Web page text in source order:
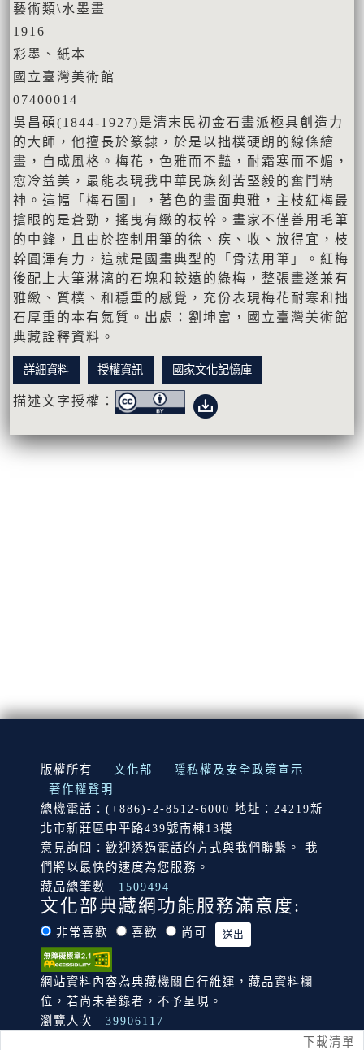
下載清單
藝術類\水墨畫
1916
彩墨、紙本
國立臺灣美術館
07400014
吳昌碩(1844-1927)是清末民初金石畫派極具創造力
的大師，他擅長於篆隸，於是以拙樸硬朗的線條繪
畫，自成風格。梅花，色雅而不豔，耐霜寒而不媚，
愈冷益美，最能表現我中華民族刻苦堅毅的奮鬥精
神。這幅「梅石圖」，著色的畫面典雅，主枝紅梅最
搶眼的是蒼勁，搖曳有緻的枝幹。畫家不僅善用毛筆
的中鋒，且由於控制用筆的徐、疾、收、放得宜，枝
幹圓渾有力，這就是國畫典型的「骨法用筆」。紅梅
後配上大筆淋漓的石塊和較遠的綠梅，整張畫遂兼有
雅緻、質樸、和穩重的感覺，充份表現梅花耐寒和拙
石厚重的本有氣質。出處：劉坤富，國立臺灣美術館
典藏詮釋資料。
詳細資料 授權資訊 國家文化記憶庫
描述文字授權：
:::
版權所有 文化部
隱私權及安全政策宣示
著作權聲明
總機電話：(+886)-2-8512-6000 地址：24219新
北市新莊區中平路439號南棟13樓
意見詢問：歡迎透過電話的方式與我們聯繫。 我
們將以最快的速度為您服務。
藏品總筆數
1509494
文化部典藏網功能服務滿意度:
非常喜歡 喜歡 尚可
網站資料內容為典藏機關自行維運，藏品資料欄
位，若尚未著錄者，不予呈現。
瀏覽人次
39906117